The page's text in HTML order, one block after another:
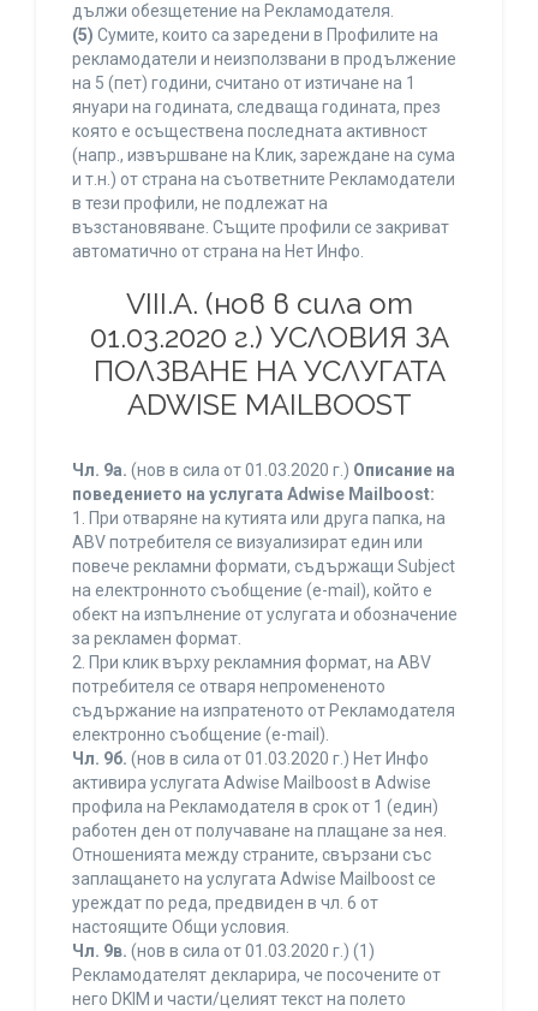
дължи обезщетение на Рекламодателя.
(5) Сумите, които са заредени в Профилите на
рекламодатели и неизползвани в продължение
на 5 (пет) години, считано от изтичане на 1
януари на годината, следваща годината, през
която е осъществена последната активност
(напр., извършване на Клик, зареждане на сума
и т.н.) от страна на съответните Рекламодатели
в тези профили, не подлежат на
възстановяване. Същите профили се закриват
автоматично от страна на Нет Инфо.
VIII.A. (нов в сила от
01.03.2020 г.) УСЛОВИЯ ЗА
ПОЛЗВАНЕ НА УСЛУГАТА
ADWISE MAILBOOST
Чл. 9а. (нов в сила от 01.03.2020 г.) Описание на
поведението на услугата Adwise Mailboost:
1. При отваряне на кутията или друга папка, на
ABV потребителя се визуализират един или
повече рекламни формати, съдържащи Subject
на електронното съобщение (e-mail), който е
обект на изпълнение от услугата и обозначение
за рекламен формат.
2. При клик върху рекламния формат, на ABV
потребителя се отваря непромененото
съдържание на изпратеното от Рекламодателя
електронно съобщение (e-mail).
Чл. 9б. (нов в сила от 01.03.2020 г.) Нет Инфо
активира услугата Adwise Mailboost в Adwise
профила на Рекламодателя в срок от 1 (един)
работен ден от получаване на плащане за нея.
Отношенията между страните, свързани със
заплащането на услугата Adwise Mailboost се
уреждат по реда, предвиден в чл. 6 от
настоящите Общи условия.
Чл. 9в. (нов в сила от 01.03.2020 г.) (1)
Рекламодателят декларира, че посочените от
него DKIM и части/целият текст на полето